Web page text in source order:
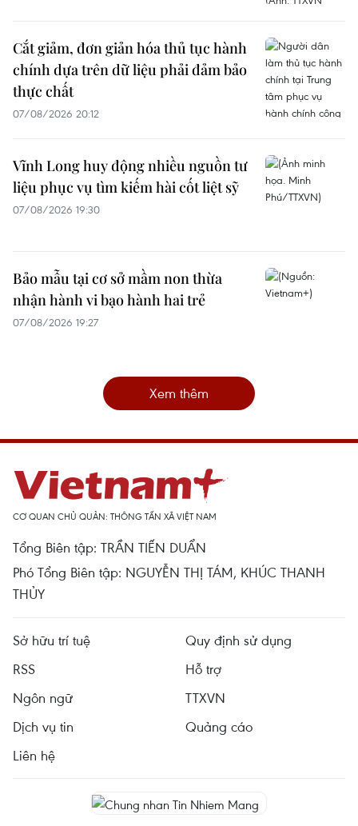
Cắt giảm, đơn giản hóa thủ tục hành
chính dựa trên dữ liệu phải đảm bảo
thực chất
07/08/2026 20:12
Vĩnh Long huy động nhiều nguồn tư
liệu phục vụ tìm kiếm hài cốt liệt sỹ
07/08/2026 19:30
Bảo mẫu tại cơ sở mầm non thừa
nhận hành vi bạo hành hai trẻ
07/08/2026 19:27
Xem thêm
CƠ QUAN CHỦ QUẢN: THÔNG TẤN XÃ VIỆT NAM
Tổng Biên tập: TRẦN TIẾN DUẨN
Phó Tổng Biên tập: NGUYỄN THỊ TÁM, KHÚC THANH
THỦY
Sở hữu trí tuệ
Quy định sử dụng
RSS
Hỗ trợ
Ngôn ngữ
TTXVN
Dịch vụ tin
Quảng cáo
Liên hệ